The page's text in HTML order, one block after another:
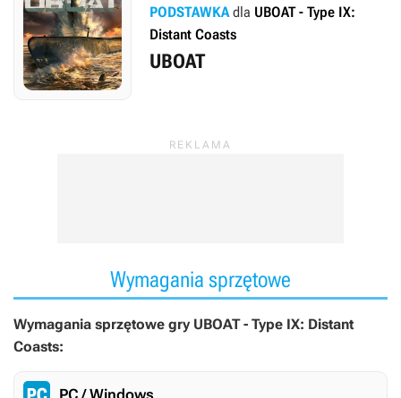
PODSTAWKA dla UBOAT - Type IX:
Distant Coasts
UBOAT
Wymagania sprzętowe
Wymagania sprzętowe gry UBOAT - Type IX: Distant
Coasts:
PC / Windows